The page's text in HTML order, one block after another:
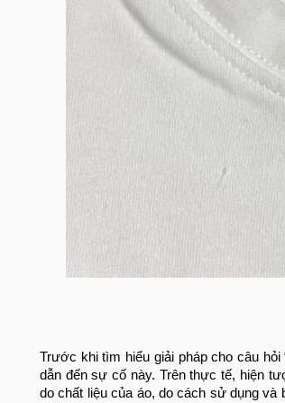
Trước khi tìm hiểu giải pháp cho câu hỏi
dẫn đến sự cố này. Trên thực tế, hiện
do chất liệu của áo, do cách sử dụng và